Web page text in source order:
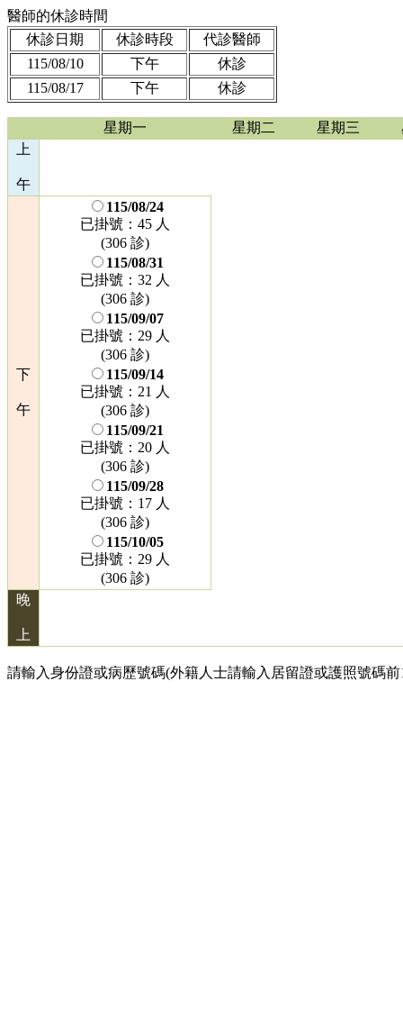
醫師的休診時間
休診日期
休診時段
代診醫師
115/08/10
下午
休診
115/08/17
下午 休診
星期一 星期二 星期三
上
午
下
午
115/08/24
已掛號：45 人
(306 診)
115/08/31
已掛號：32 人
(306 診)
115/09/07
已掛號：29 人
(306 診)
115/09/14
已掛號：21 人
(306 診)
115/09/21
已掛號：20 人
(306 診)
115/09/28
已掛號：17 人
(306 診)
115/10/05
已掛號：29 人
(306 診)
晚
上
請輸入身份證或病歷號碼(外籍人士請輸入居留證或護照號碼